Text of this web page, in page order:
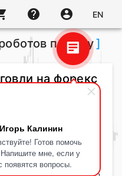
Игорь Калинин
Готов помочь
мне, если у
появятся вопросы.
help account_circle EN
по тэгу]
на форекс
более
паре